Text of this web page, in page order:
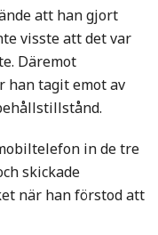
att han gjort
visste att det var
Däremot
han tagit emot av
in de tre
skickade
när han förstod att